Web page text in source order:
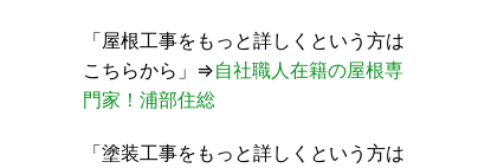
「屋根工事をもっと詳しくという方は
こちらから」⇒自社職人在籍の屋根専
門家！浦部住総
「塗装工事をもっと詳しくという方は